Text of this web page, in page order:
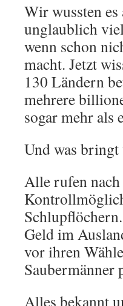
Wir wussten
unglaublich
wenn schon
macht. Jetzt
130 Ländern
mehrere
sogar mehr als
Und was bringt
Alle rufen nach
Geld im
vor ihren
Alles bekannt